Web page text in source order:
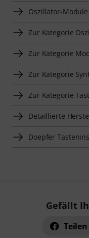
Oszillator-
Zur Kategorie
Zur Kategorie
Zur Kategorie
Zur Kategorie
Detaillierte
Doepfer
Gefällt
Teilen